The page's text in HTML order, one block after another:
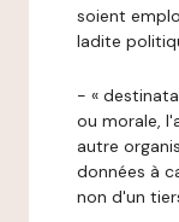
soient
ladite
- «
ou morale,
autre
données à
non d'un